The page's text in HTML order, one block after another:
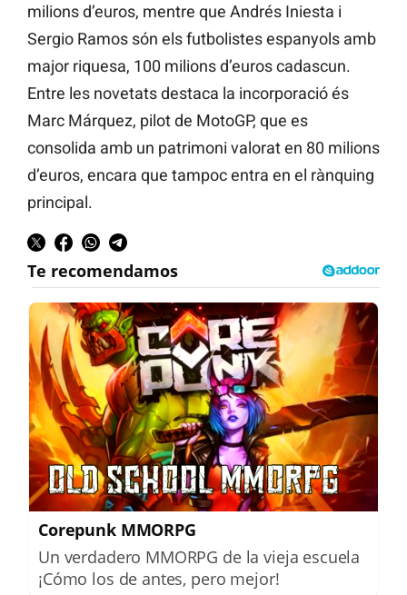
milions d’euros, mentre que Andrés Iniesta i
Sergio Ramos són els futbolistes espanyols amb
major riquesa, 100 milions d’euros cadascun.
Entre les novetats destaca la incorporació és
Marc Márquez, pilot de MotoGP, que es
consolida amb un patrimoni valorat en 80 milions
d’euros, encara que tampoc entra en el rànquing
principal.
Corepunk MMORPG
Un verdadero MMORPG de la vieja escuela
¡Cómo los de antes, pero mejor!